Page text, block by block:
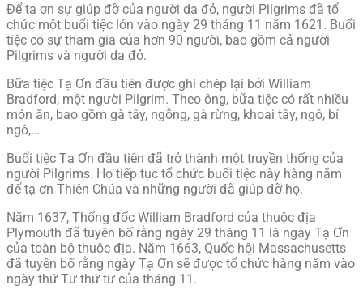
Để tạ ơn sự giúp đỡ của người da đỏ, người Pilgrims đã tổ
chức một buổi tiệc lớn vào ngày 29 tháng 11 năm 1621. Buổi
tiệc có sự tham gia của hơn 90 người, bao gồm cả người
Pilgrims và người da đỏ.
Bữa tiệc Tạ Ơn đầu tiên được ghi chép lại bởi William
Bradford, một người Pilgrim. Theo ông, bữa tiệc có rất nhiều
món ăn, bao gồm gà tây, ngỗng, gà rừng, khoai tây, ngô, bí
ngô,…
Buổi tiệc Tạ Ơn đầu tiên đã trở thành một truyền thống của
người Pilgrims. Họ tiếp tục tổ chức buổi tiệc này hàng năm
để tạ ơn Thiên Chúa và những người đã giúp đỡ họ.
Năm 1637, Thống đốc William Bradford của thuộc địa
Plymouth đã tuyên bố rằng ngày 29 tháng 11 là ngày Tạ Ơn
của toàn bộ thuộc địa. Năm 1663, Quốc hội Massachusetts
đã tuyên bố rằng ngày Tạ Ơn sẽ được tổ chức hàng năm vào
ngày thứ Tư thứ tư của tháng 11.